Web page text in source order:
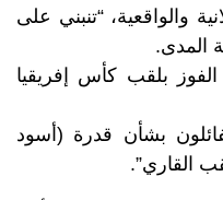
والواقعية، “تنبني على
المدى.
بلقب كأس إفريقيا
بشأن قدرة (أسود
القاري”.